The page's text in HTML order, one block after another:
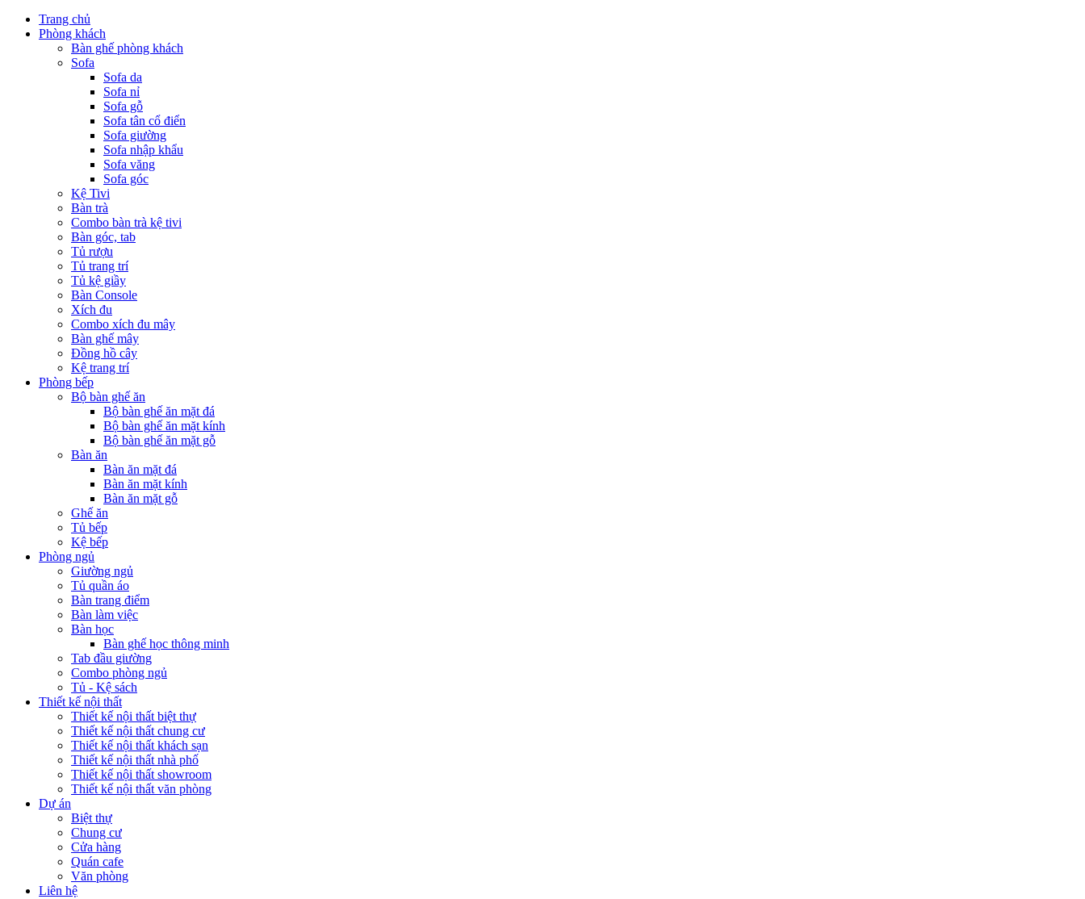
Trang chủ
Phòng khách
Bàn ghế phòng khách
Sofa
Sofa da
Sofa nỉ
Sofa gỗ
Sofa tân cổ điển
Sofa giường
Sofa nhập khẩu
Sofa văng
Sofa góc
Kệ Tivi
Bàn trà
Combo bàn trà kệ tivi
Bàn góc, tab
Tủ rượu
Tủ trang trí
Tủ kệ giầy
Bàn Console
Xích đu
Combo xích đu mây
Bàn ghế mây
Đồng hồ cây
Kệ trang trí
Phòng bếp
Bộ bàn ghế ăn
Bộ bàn ghế ăn mặt đá
Bộ bàn ghế ăn mặt kính
Bộ bàn ghế ăn mặt gỗ
Bàn ăn
Bàn ăn mặt đá
Bàn ăn mặt kính
Bàn ăn mặt gỗ
Ghế ăn
Tủ bếp
Kệ bếp
Phòng ngủ
Giường ngủ
Tủ quần áo
Bàn trang điểm
Bàn làm việc
Bàn học
Bàn ghế học thông minh
Tab đầu giường
Combo phòng ngủ
Tủ - Kệ sách
Thiết kế nội thất
Thiết kế nội thất biệt thự
Thiết kế nội thất chung cư
Thiết kế nội thất khách sạn
Thiết kế nội thất nhà phố
Thiết kế nội thất showroom
Thiết kế nội thất văn phòng
Dự án
Biệt thự
Chung cư
Cửa hàng
Quán cafe
Văn phòng
Liên hệ